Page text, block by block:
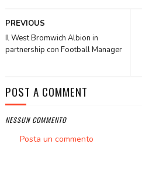
PREVIOUS
Il West Bromwich Albion in
partnership con Football Manager
POST A COMMENT
NESSUN COMMENTO
Posta un commento